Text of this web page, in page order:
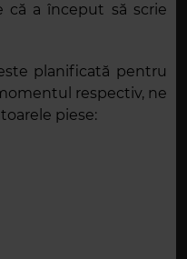
că a început să scrie
planificată pentru
respectiv, ne
piese: